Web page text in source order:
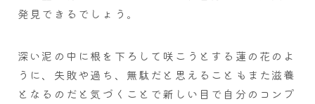
発見できるでしょう。
深い泥の中に根を下ろして咲こうとする蓮の花のよ
うに、失敗や過ち、無駄だと思えることもまた滋養
となるのだと気づくことで新しい目で自分のコンプ